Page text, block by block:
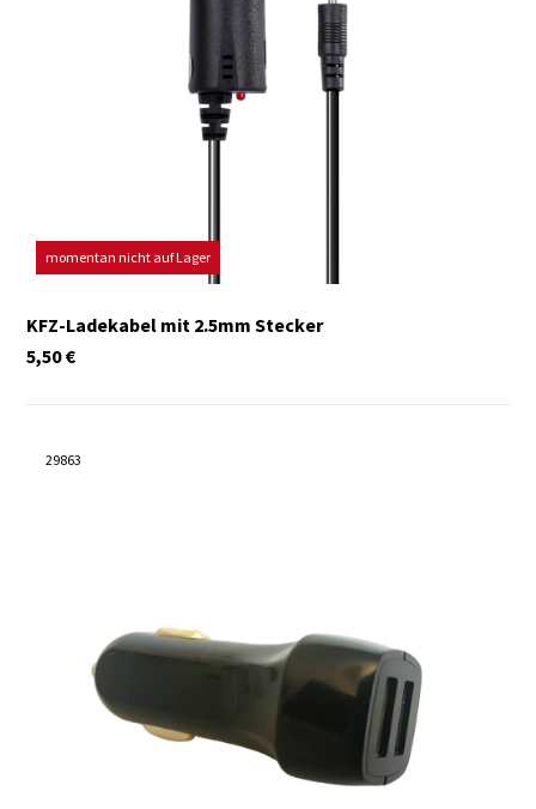
momentan nicht auf Lager
KFZ-Ladekabel mit 2.5mm Stecker
€
5,50
29863